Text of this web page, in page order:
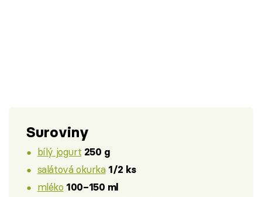
Suroviny
bílý jogurt 250 g
salátová okurka 1/2 ks
mléko 100–150 ml